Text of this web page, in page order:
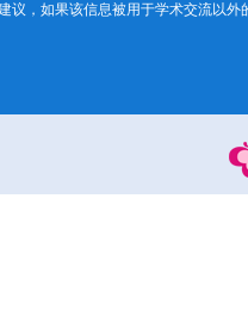
议，如果该信息被用于学术交流以外